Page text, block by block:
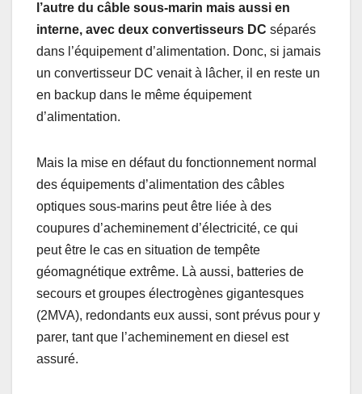
l’autre du câble sous-marin mais aussi en
interne, avec deux convertisseurs DC séparés
dans l’équipement d’alimentation. Donc, si jamais
un convertisseur DC venait à lâcher, il en reste un
en backup dans le même équipement
d’alimentation.
Mais la mise en défaut du fonctionnement normal
des équipements d’alimentation des câbles
optiques sous-marins peut être liée à des
coupures d’acheminement d’électricité, ce qui
peut être le cas en situation de tempête
géomagnétique extrême. Là aussi, batteries de
secours et groupes électrogènes gigantesques
(2MVA), redondants eux aussi, sont prévus pour y
parer, tant que l’acheminement en diesel est
assuré.